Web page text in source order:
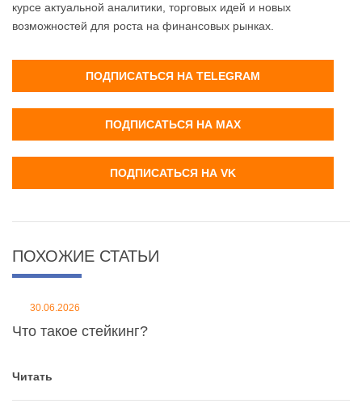
курсе актуальной аналитики, торговых идей и новых
возможностей для роста на финансовых рынках.
ПОДПИСАТЬСЯ НА TELEGRAM
ПОДПИСАТЬСЯ НА MAX
ПОДПИСАТЬСЯ НА VK
ПОХОЖИЕ СТАТЬИ
30.06.2026
Что такое стейкинг?
Читать